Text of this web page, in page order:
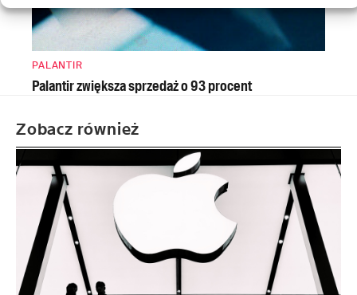
PALANTIR
Palantir zwiększa sprzedaż o 93 procent
Zobacz również